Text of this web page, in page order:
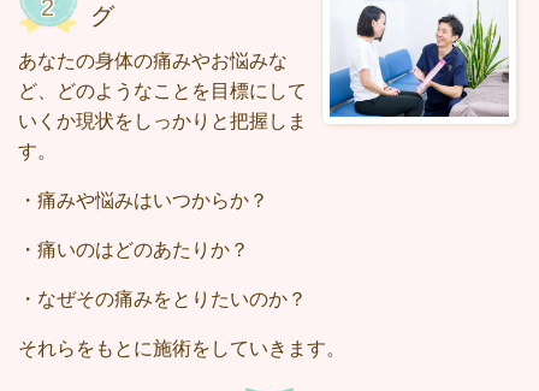
グ
あなたの身体の痛みやお悩みな
ど、どのようなことを目標にして
いくか現状をしっかりと把握しま
す。
・痛みや悩みはいつからか？
・痛いのはどのあたりか？
・なぜその痛みをとりたいのか？
それらをもとに施術をしていきます。